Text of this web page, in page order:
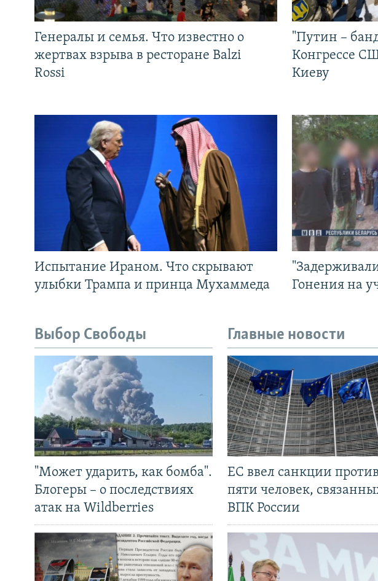
Генералы и семья. Что известно о
жертвах взрыва в ресторане Balzi
Rossi
"Путин –
Конгрессе
Киеву
Испытание Ираном. Что скрывают
улыбки Трампа и принца Мухаммеда
Гонения на
Выбор Свободы
"Может ударить, как бомба".
Блогеры – о последствиях
атак на Wildberries
Главные новости
ЕС ввел санкции против
пяти человек,
ВПК России